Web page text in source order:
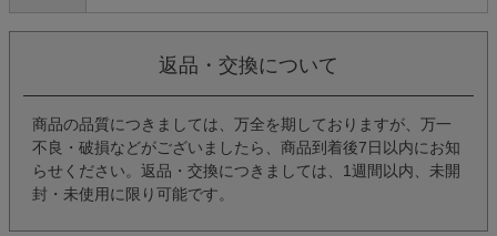
返品・交換について
商品の品質につきましては、万全を期しておりますが、万一
不良・破損などがございましたら、商品到着後7日以内にお知
らせください。返品・交換につきましては、1週間以内、未開
封・未使用に限り可能です。